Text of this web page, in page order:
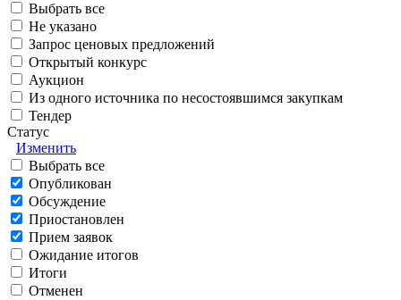
Выбрать все
Не указано
Запрос ценовых предложений
Открытый конкурс
Аукцион
Из одного источника по несостоявшимся закупкам
Тендер
Статус
Изменить
Выбрать все
Опубликован
Обсуждение
Приостановлен
Прием заявок
Ожидание итогов
Итоги
Отменен